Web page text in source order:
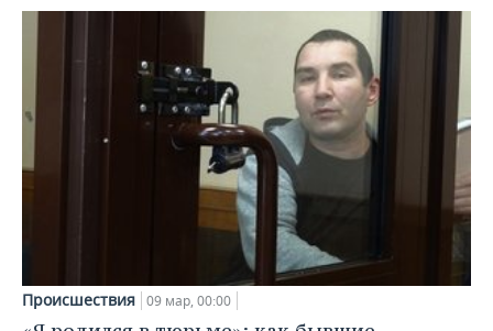
ТЕЛЕКОММУНИКАЦИИ
НОВОСТИ МЕРОПРИЯТИЙ
ВЫЕЗДНАЯ РЕДАКЦИЯ
БИЗНЕС-БРАНЧИ
ONLINE-КОНФЕРЕНЦИИ
НОВОСТИ СПОРТА
ФУТБОЛ
ХОККЕЙ
КИБЕРСПОРТ
НОВОСТИ ОБЩЕСТВА
ВЛАСТЬ
КУЛЬТУРА
ФОТОГАЛЕРЕЯ
СЮЖЕТЫ
СПИСОК КОМПАНИЙ
Происшествия 09 мар, 00:00